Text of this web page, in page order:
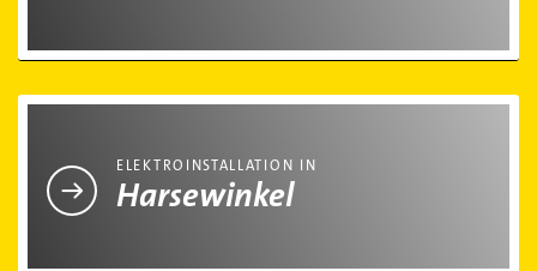
ELEKTROINSTALLATION IN
Harsewinkel